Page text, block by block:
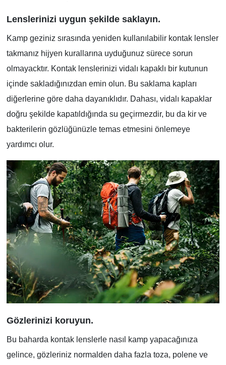
Lenslerinizi uygun şekilde saklayın.
Kamp geziniz sırasında yeniden kullanılabilir kontak lensler
takmanız hijyen kurallarına uyduğunuz sürece sorun
olmayacktır. Kontak lenslerinizi vidalı kapaklı bir kutunun
içinde sakladığınızdan emin olun. Bu saklama kapları
diğerlerine göre daha dayanıklıdır. Dahası, vidalı kapaklar
doğru şekilde kapatıldığında su geçirmezdir, bu da kir ve
bakterilerin gözlüğünüzle temas etmesini önlemeye
yardımcı olur.
Gözlerinizi koruyun.
Bu baharda kontak lenslerle nasıl kamp yapacağınıza
gelince, gözleriniz normalden daha fazla toza, polene ve